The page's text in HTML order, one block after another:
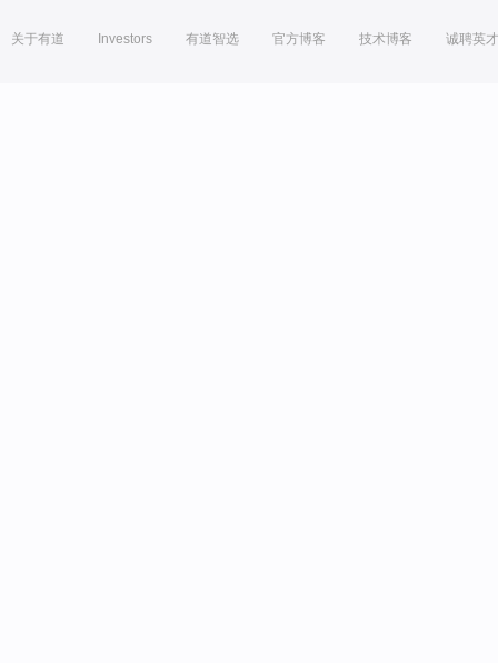
关于有道 Investors 有道智选 官方博客 技术博客 诚聘英才